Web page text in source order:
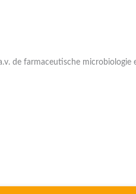
de farmaceutische